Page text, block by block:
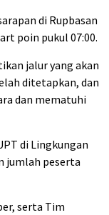
di Rupbasan
poin pukul 07:00.
jalur yang akan
ditetapkan, dan
dan mematuhi
di Lingkungan
jumlah peserta
serta Tim